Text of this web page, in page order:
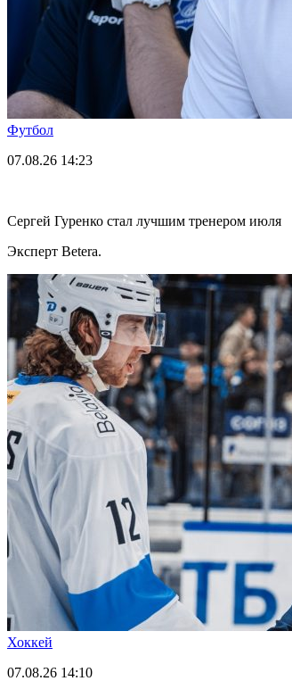
Футбол
07.08.26 14:23
Сергей Гуренко стал лучшим тренером июля
Эксперт Betera.
Хоккей
07.08.26 14:10